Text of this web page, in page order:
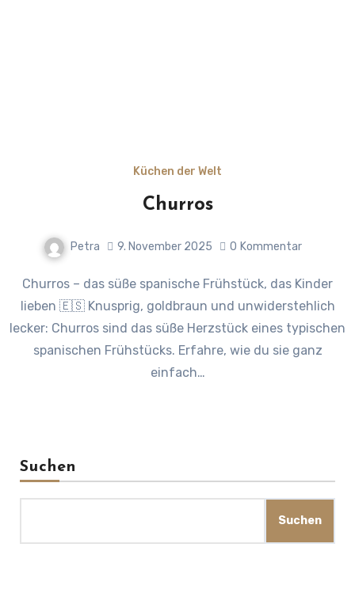
Küchen der Welt
Churros
Petra 9. November 2025 0 Kommentar
Churros – das süße spanische Frühstück, das Kinder
lieben 🇪🇸 Knusprig, goldbraun und unwiderstehlich
lecker: Churros sind das süße Herzstück eines typischen
spanischen Frühstücks. Erfahre, wie du sie ganz
einfach…
Suchen
Suchen